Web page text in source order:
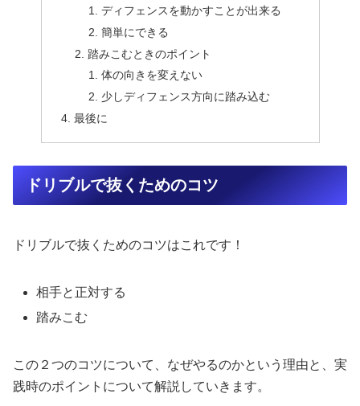
ディフェンスを動かすことが出来る
簡単にできる
踏みこむときのポイント
体の向きを変えない
少しディフェンス方向に踏み込む
最後に
ドリブルで抜くためのコツ
ドリブルで抜くためのコツはこれです！
相手と正対する
踏みこむ
この２つのコツについて、なぜやるのかという理由と、実
践時のポイントについて解説していきます。